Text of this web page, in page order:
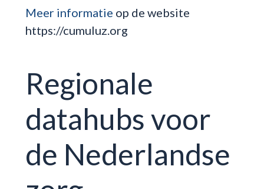
Regionale
datahubs voor
de Nederlandse
Meer informatie op de website
https://cumuluz.org